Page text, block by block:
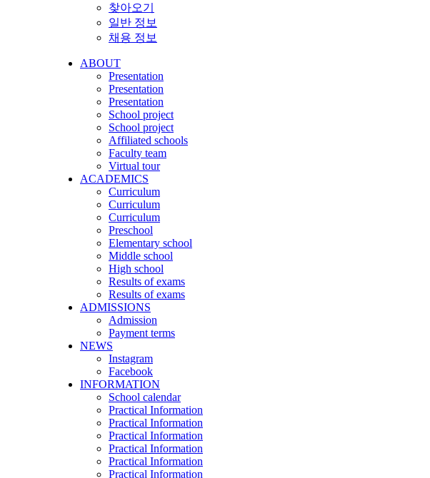
찾아오기
일반 정보
채용 정보
ABOUT
Presentation
Presentation
Presentation
School project
School project
Affiliated schools
Faculty team
Virtual tour
ACADEMICS
Curriculum
Curriculum
Curriculum
Preschool
Elementary school
Middle school
High school
Results of exams
Results of exams
ADMISSIONS
Admission
Payment terms
NEWS
Instagram
Facebook
INFORMATION
School calendar
Practical Information
Practical Information
Practical Information
Practical Information
Practical Information
Practical Information